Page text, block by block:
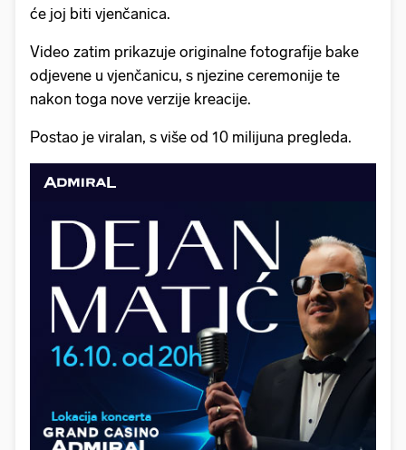
će joj biti vjenčanica.
Video zatim prikazuje originalne fotografije bake
odjevene u vjenčanicu, s njezine ceremonije te
nakon toga nove verzije kreacije.
Postao je viralan, s više od 10 milijuna pregleda.